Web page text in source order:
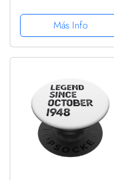
desde octubre de 1948
PopSockets PopGrip
Intercambiable
Más Info